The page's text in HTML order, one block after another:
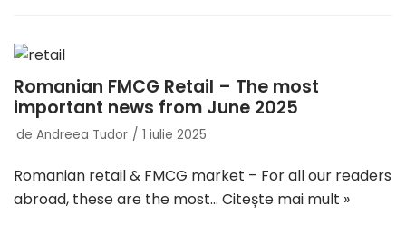
Romanian FMCG Retail – The most
important news from June 2025
de Andreea Tudor 1 iulie 2025
Romanian retail & FMCG market – For all our readers
abroad, these are the most… Citește mai mult »